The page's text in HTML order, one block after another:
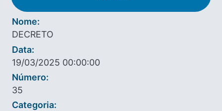
Nome:
DECRETO
Data:
19/03/2025 00:00:00
Número:
35
Categoria: